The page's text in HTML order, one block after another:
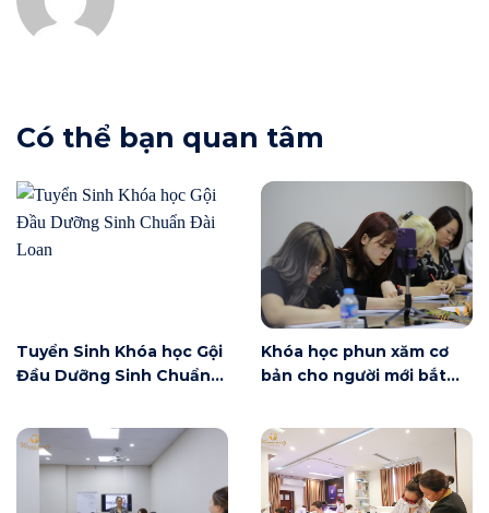
Có thể bạn quan tâm
Tuyển Sinh Khóa học Gội
Đầu Dưỡng Sinh Chuẩn
Khóa học phun xăm cơ
bản cho người mới bắt
có gì?